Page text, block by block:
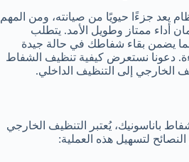
يعد جزءًا حيويًا من صيانته، ومن المهم
أداء ممتاز وطويل الأمد. يتطلب
مما يضمن بقاء شفاطك في حالة جيدة
دعونا نستعرض كيفية تنظيف الشفاط
الخارجي إلى التنظيف الداخلي.
باناسونيك، يُعتبر التنظيف الخارجي
لتسهيل هذه العملية: